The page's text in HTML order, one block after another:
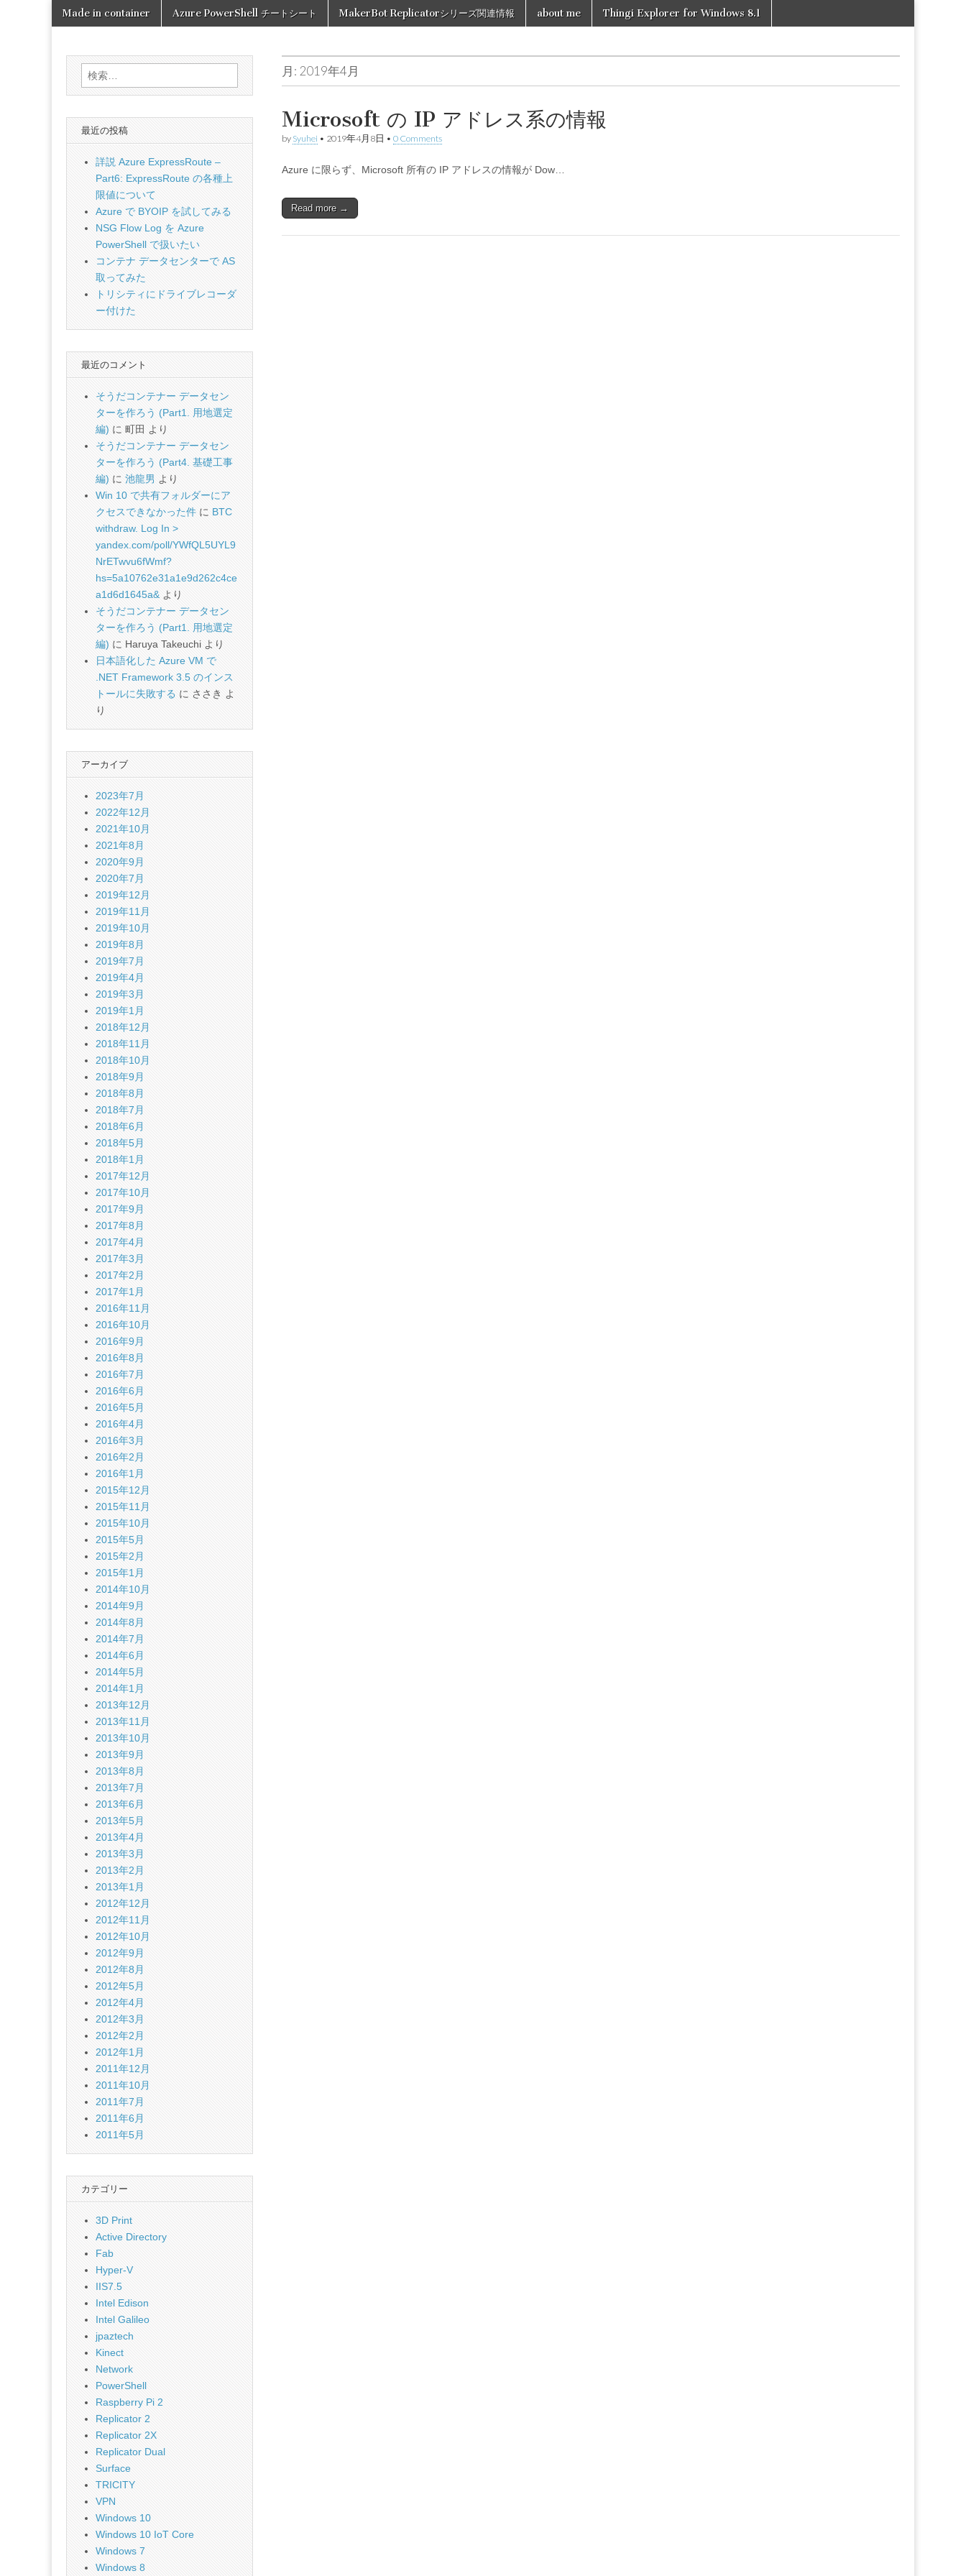
Made in
container
Main
menu
Skip
Made in container Azure PowerShell チートシート MakerBot Replicatorシリーズ関連情報 about me Thingi Explorer for Windows 8.1
月: 2019年4月
Microsoft の IP アドレス系の情報
by Syuhei • 2019年4月8日 • 0 Comments
Azure に限らず、Microsoft 所有の IP アドレスの情報が Dow…
Read more →
検
索:
最近の投稿
詳説 Azure ExpressRoute –
Part6: ExpressRoute の各種上
限値について
Azure で BYOIP を試してみる
NSG Flow Log を Azure
PowerShell で扱いたい
コンテナ データセンターで AS
取ってみた
トリシティにドライブレコーダ
ー付けた
最近のコメント
そうだコンテナー データセン
ターを作ろう (Part1. 用地選定
編) に 町田 より
そうだコンテナー データセン
ターを作ろう (Part4. 基礎工事
編) に 池龍男 より
Win 10 で共有フォルダーにア
クセスできなかった件 に BTC
withdraw. Log In >
yandex.com/poll/YWfQL5UYL9
NrETwvu6fWmf?
hs=5a10762e31a1e9d262c4ce
a1d6d1645a& より
そうだコンテナー データセン
ターを作ろう (Part1. 用地選定
編) に Haruya Takeuchi より
日本語化した Azure VM で
.NET Framework 3.5 のインス
トールに失敗する に ささき よ
り
アーカイブ
2023年7月
2022年12月
2021年10月
2021年8月
2020年9月
2020年7月
2019年12月
2019年11月
2019年10月
2019年8月
2019年7月
2019年4月
2019年3月
2019年1月
2018年12月
2018年11月
2018年10月
2018年9月
2018年8月
2018年7月
2018年6月
2018年5月
2018年1月
2017年12月
2017年10月
2017年9月
2017年8月
2017年4月
2017年3月
2017年2月
2017年1月
2016年11月
2016年10月
2016年9月
2016年8月
2016年7月
2016年6月
2016年5月
2016年4月
2016年3月
2016年2月
2016年1月
2015年12月
2015年11月
2015年10月
2015年5月
2015年2月
2015年1月
2014年10月
2014年9月
2014年8月
2014年7月
2014年6月
2014年5月
2014年1月
2013年12月
2013年11月
2013年10月
2013年9月
2013年8月
2013年7月
2013年6月
2013年5月
2013年4月
2013年3月
2013年2月
2013年1月
2012年12月
2012年11月
2012年10月
2012年9月
2012年8月
2012年5月
2012年4月
2012年3月
2012年2月
2012年1月
2011年12月
2011年10月
2011年7月
2011年6月
2011年5月
カテゴリー
3D Print
Active Directory
Fab
Hyper-V
IIS7.5
Intel Edison
Intel Galileo
jpaztech
Kinect
Network
PowerShell
Raspberry Pi 2
Replicator 2
Replicator 2X
Replicator Dual
Surface
TRICITY
VPN
Windows 10
Windows 10 IoT Core
Windows 7
Windows 8